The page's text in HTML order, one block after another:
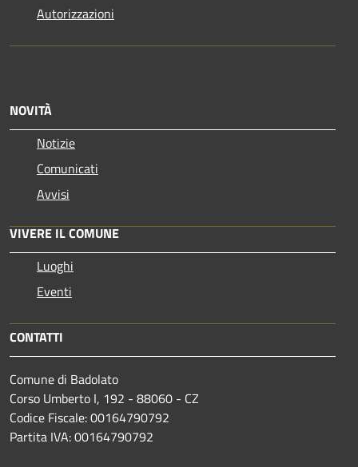
Autorizzazioni
NOVITÀ
Notizie
Comunicati
Avvisi
VIVERE IL COMUNE
Luoghi
Eventi
CONTATTI
Comune di Badolato
Corso Umberto I, 192 - 88060 - CZ
Codice Fiscale: 00164790792
Partita IVA: 00164790792